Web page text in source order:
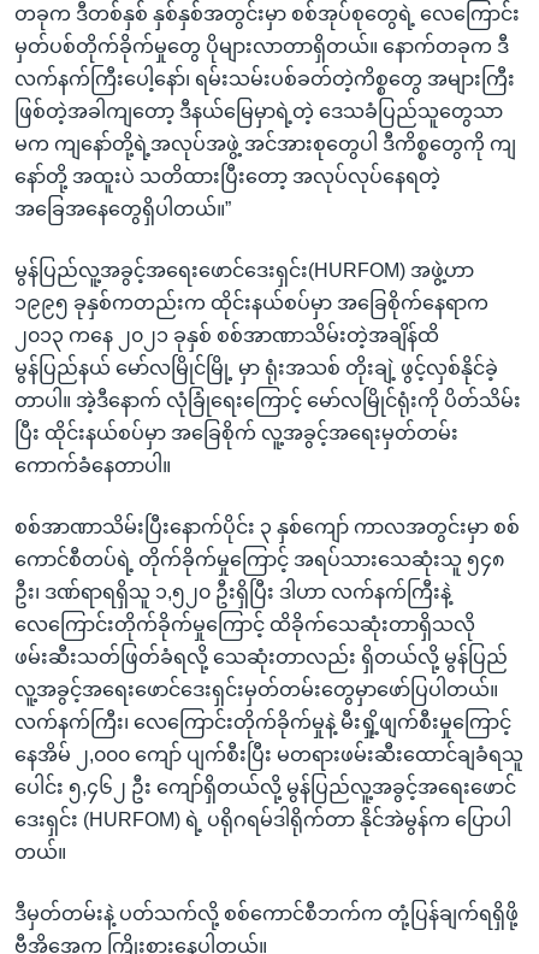
တခုက ဒီတစ်နှစ် နှစ်နှစ်အတွင်းမှာ စစ်အုပ်စုတွေရဲ့ လေကြောင်း
မှတ်ပစ်တိုက်ခိုက်မှုတွေ ပိုများလာတာရှိတယ်။ နောက်တခုက ဒီ
လက်နက်ကြီးပေါ့နော်၊ ရမ်းသမ်းပစ်ခတ်တဲ့ကိစ္စတွေ အများကြီး
ဖြစ်တဲ့အခါကျတော့ ဒီနယ်မြေမှာရဲ့တဲ့ ဒေသခံပြည်သူတွေသာ
မက ကျနော်တို့ရဲ့အလုပ်အဖွဲ့ အင်အားစုတွေပါ ဒီကိစ္စတွေကို ကျ
နော်တို့ အထူးပဲ သတိထားပြီးတော့ အလုပ်လုပ်နေရတဲ့
အခြေအနေတွေရှိပါတယ်။”
မွန်ပြည်လူ့အခွင့်အရေးဖောင်ဒေးရှင်း(HURFOM) အဖွဲ့ဟာ
၁၉၉၅ ခုနှစ်ကတည်းက ထိုင်းနယ်စပ်မှာ အခြေစိုက်နေရာက
၂၀၁၃ ကနေ ၂၀၂၁ ခုနှစ် စစ်အာဏာသိမ်းတဲ့အချိန်ထိ
မွန်ပြည်နယ် မော်လမြိုင်မြို့ မှာ ရုံးအသစ် တိုးချဲ့ ဖွင့်လှစ်နိုင်ခဲ့
တာပါ။ အဲ့ဒီနောက် လုံခြုံရေးကြောင့် မော်လမြိုင်ရုံးကို ပိတ်သိမ်း
ပြီး ထိုင်းနယ်စပ်မှာ အခြေစိုက် လူ့အခွင့်အရေးမှတ်တမ်း
ကောက်ခံနေတာပါ။
စစ်အာဏာသိမ်းပြီးနောက်ပိုင်း ၃ နှစ်ကျော် ကာလအတွင်းမှာ စစ်
ကောင်စီတပ်ရဲ့ တိုက်ခိုက်မှုကြောင့် အရပ်သားသေဆုံးသူ ၅၄၈
ဦး၊ ဒဏ်ရာရရှိသူ ၁,၅၂၀ ဦးရှိပြီး ဒါဟာ လက်နက်ကြီးနဲ့
လေကြောင်းတိုက်ခိုက်မှုကြောင့် ထိခိုက်သေဆုံးတာရှိသလို
ဖမ်းဆီးသတ်ဖြတ်ခံရလို့ သေဆုံးတာလည်း ရှိတယ်လို့ မွန်ပြည်
လူ့အခွင့်အရေးဖောင်ဒေးရှင်းမှတ်တမ်းတွေမှာဖော်ပြပါတယ်။
လက်နက်ကြီး၊ လေကြောင်းတိုက်ခိုက်မှုနဲ့ မီးရှို့ဖျက်စီးမှုကြောင့်
နေအိမ် ၂,၀၀၀ ကျော် ပျက်စီးပြီး မတရားဖမ်းဆီးထောင်ချခံရသူ
ပေါင်း ၅,၄၆၂ ဦး ကျော်ရှိတယ်လို့ မွန်ပြည်လူ့အခွင့်အရေးဖောင်
ဒေးရှင်း (HURFOM) ရဲ့ ပရိုဂရမ်ဒါရိုက်တာ နိုင်အဲမွန်က ပြောပါ
တယ်။
ဒီမှတ်တမ်းနဲ့ ပတ်သက်လို့ စစ်ကောင်စီဘက်က တုံ့ပြန်ချက်ရရှိဖို့
ဗွီအိုအေက ကြိုးစားနေပါတယ်။